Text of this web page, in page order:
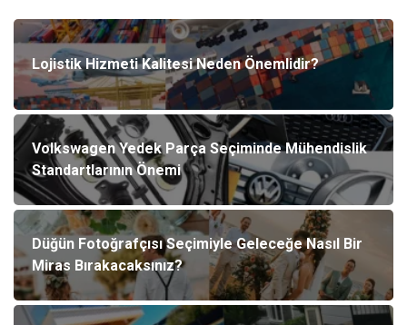
Lojistik Hizmeti Kalitesi Neden Önemlidir?
Volkswagen Yedek Parça Seçiminde Mühendislik
Standartlarının Önemi
Düğün Fotoğrafçısı Seçimiyle Geleceğe Nasıl Bir
Miras Bırakacaksınız?